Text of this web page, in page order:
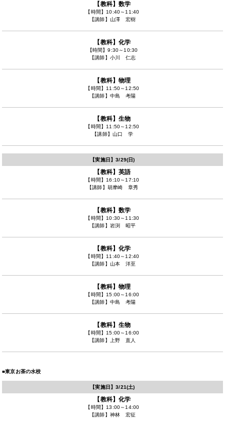
【教科】数学
【時間】 10:40～11:40
【講師】 山澤 宏樹
【教科】化学
【時間】9:30～10:30
【講師】 小川 仁志
【教科】物理
【時間】 11:50～12:50
【講師】 中島 考陽
【教科】生物
【時間】 11:50～12:50
【講師】 山口 学
【実施日】3/29(日)
【教科】英語
【時間】 16:10～17:10
【講師】 胡摩崎 章秀
【教科】数学
【時間】 10:30～11:30
【講師】 岩渕 昭平
【教科】化学
【時間】 11:40～12:40
【講師】 山本 洋至
【教科】物理
【時間】 15:00～16:00
【講師】 中島 考陽
【教科】生物
【時間】 15:00～16:00
【講師】
上野 直人
■東京お茶の水校
【実施日】3/21(土)
【教科】化学
【時間】 13:00～14:00
【講師】 神林 宏征